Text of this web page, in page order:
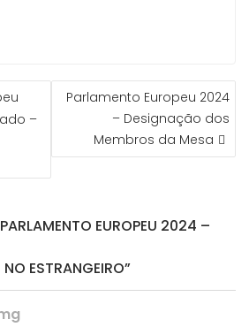
–
Parlamento Europeu 2024
– Designação dos
Membros da Mesa
EUROPEU 2024 –
ESTRANGEIRO”